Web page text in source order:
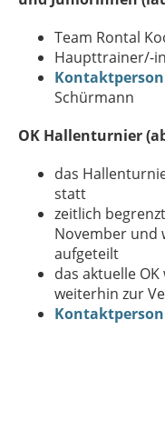
Team Rontal
Haupttrainer/-
Schürmann
OK Hallenturnier
das
statt
zeitlich
November und
aufgeteilt
das aktuelle
weiterhin zur